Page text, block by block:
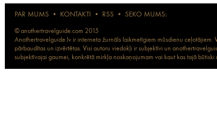
PAR MUMS • KONTAKTI • RSS • SEKO MUMS:
© anothertravelguide.com 2015
Anothertravelguide.lv ir interneta žurnāls laikmetīgiem mūsdienu
pārbaudītas un izvērtētas. Visi autoru viedokļi ir subjektīvi un
subjektīvajai gaumei, konkrētā mirkļa noskaņojumam vai kaut kas tajā